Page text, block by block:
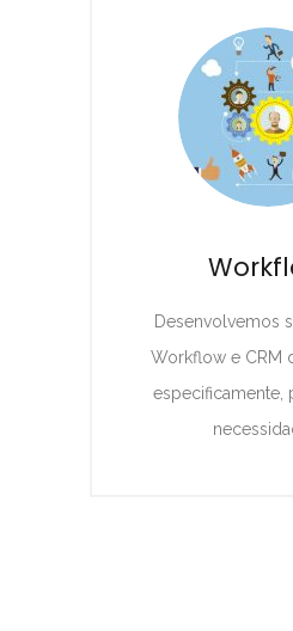
Desenvolvemos
Workflow e CRM
especificamente,